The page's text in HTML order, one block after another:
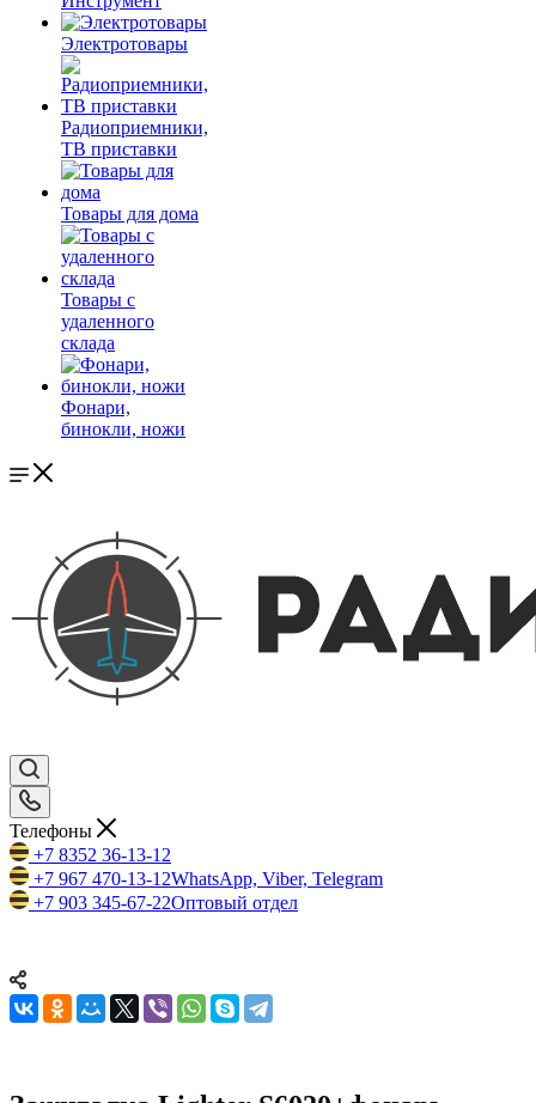
Электротовары
Радиоприемники,
ТВ приставки
Товары для дома
Товары с
удаленного
склада
Фонари,
бинокли, ножи
Телефоны
+7 8352 36-13-12
+7 967 470-13-12WhatsApp, Viber, Telegram
+7 903 345-67-22Оптовый отдел